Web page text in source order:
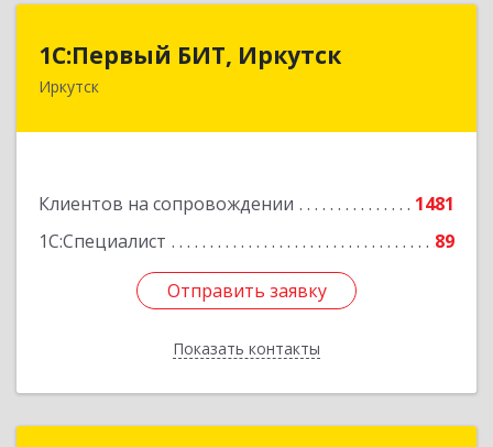
1С:Первый БИТ, Иркутск
Иркутск
Клиентов на сопровождении
1481
1С:Специалист
89
Отправить заявку
Показать контакты
1С:Первый БИТ, Иркутск
664007, Иркутская обл, Иркутск г, Декабрьских
Отправить заявку
Назад